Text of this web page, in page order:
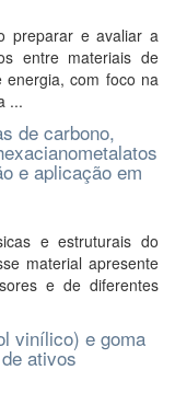
preparar e avaliar a
entre materiais de
energia, com foco na
...
de carbono,
e aplicação em
e estruturais do
material apresente
e de diferentes
vinílico) e goma
ativos